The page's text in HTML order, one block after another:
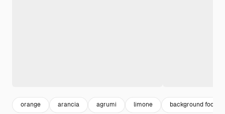
orange arancia agrumi limone background food